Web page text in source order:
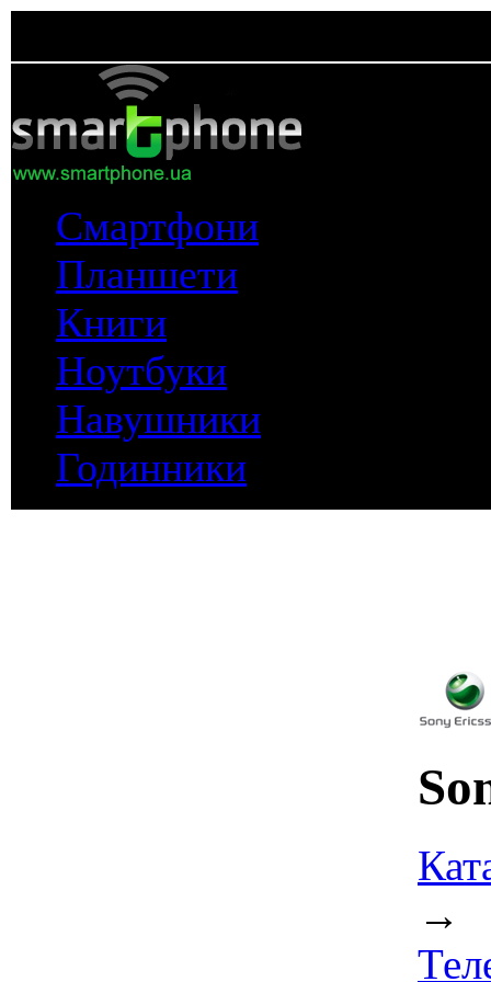
Смартфони
Планшети
Книги
Ноутбуки
Навушники
Годинники
→